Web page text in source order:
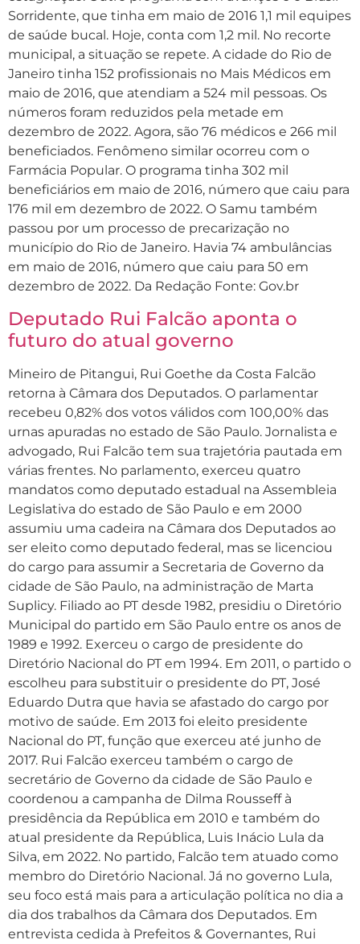
Sorridente, que tinha em maio de 2016 1,1 mil equipes
de saúde bucal. Hoje, conta com 1,2 mil. No recorte
municipal, a situação se repete. A cidade do Rio de
Janeiro tinha 152 profissionais no Mais Médicos em
maio de 2016, que atendiam a 524 mil pessoas. Os
números foram reduzidos pela metade em
dezembro de 2022. Agora, são 76 médicos e 266 mil
beneficiados. Fenômeno similar ocorreu com o
Farmácia Popular. O programa tinha 302 mil
beneficiários em maio de 2016, número que caiu para
176 mil em dezembro de 2022. O Samu também
passou por um processo de precarização no
município do Rio de Janeiro. Havia 74 ambulâncias
em maio de 2016, número que caiu para 50 em
dezembro de 2022. Da Redação Fonte: Gov.br
Deputado Rui Falcão aponta o
futuro do atual governo
Mineiro de Pitangui, Rui Goethe da Costa Falcão
retorna à Câmara dos Deputados. O parlamentar
recebeu 0,82% dos votos válidos com 100,00% das
urnas apuradas no estado de São Paulo. Jornalista e
advogado, Rui Falcão tem sua trajetória pautada em
várias frentes. No parlamento, exerceu quatro
mandatos como deputado estadual na Assembleia
Legislativa do estado de São Paulo e em 2000
assumiu uma cadeira na Câmara dos Deputados ao
ser eleito como deputado federal, mas se licenciou
do cargo para assumir a Secretaria de Governo da
cidade de São Paulo, na administração de Marta
Suplicy. Filiado ao PT desde 1982, presidiu o Diretório
Municipal do partido em São Paulo entre os anos de
1989 e 1992. Exerceu o cargo de presidente do
Diretório Nacional do PT em 1994. Em 2011, o partido o
escolheu para substituir o presidente do PT, José
Eduardo Dutra que havia se afastado do cargo por
motivo de saúde. Em 2013 foi eleito presidente
Nacional do PT, função que exerceu até junho de
2017. Rui Falcão exerceu também o cargo de
secretário de Governo da cidade de São Paulo e
coordenou a campanha de Dilma Rousseff à
presidência da República em 2010 e também do
atual presidente da República, Luis Inácio Lula da
Silva, em 2022. No partido, Falcão tem atuado como
membro do Diretório Nacional. Já no governo Lula,
seu foco está mais para a articulação política no dia a
dia dos trabalhos da Câmara dos Deputados. Em
entrevista cedida à Prefeitos & Governantes, Rui